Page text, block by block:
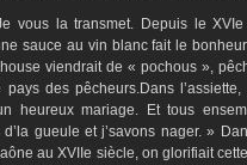
vous la transmet. Depuis le
sauce au vin blanc fait le
viendrait de « pochous »,
des pêcheurs.Dans
heureux mariage. Et tous
d’la gueule et j’savons nager. »
au XVIIe siècle, on glorifiait